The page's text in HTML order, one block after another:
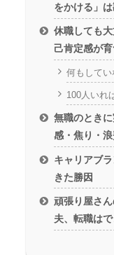
をかける」
休職しても
己肯定感が
何もして
100人いれ
無職のとき
感・焦り・浪
キャリアブ
きた勝因
頑張り屋さ
夫、転職は